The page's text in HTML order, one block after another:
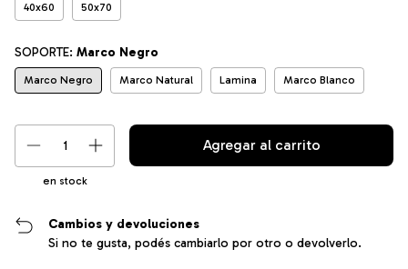
40x60 50x70
SOPORTE: Marco Negro
Marco Negro Marco Natural Lamina Marco Blanco
en stock
Cambios y devoluciones
Si no te gusta, podés cambiarlo por otro o devolverlo.